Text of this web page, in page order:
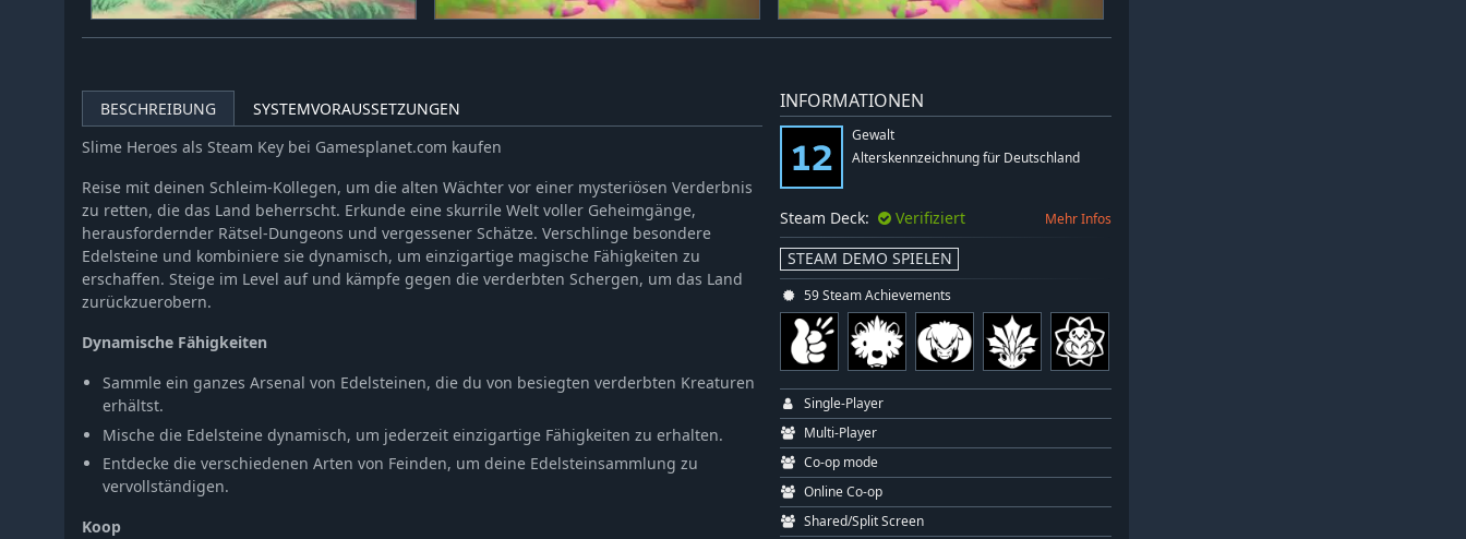
BESCHREIBUNG
SYSTEMVORAUSSETZUNGEN
Slime Heroes als Steam Key bei Gamesplanet.com kaufen
Reise mit deinen Schleim-Kollegen, um die alten Wächter vor einer mysteriösen Verderbnis
zu retten, die das Land beherrscht. Erkunde eine skurrile Welt voller Geheimgänge,
herausfordernder Rätsel-Dungeons und vergessener Schätze. Verschlinge besondere
Edelsteine und kombiniere sie dynamisch, um einzigartige magische Fähigkeiten zu
erschaffen. Steige im Level auf und kämpfe gegen die verderbten Schergen, um das Land
zurückzuerobern.
Dynamische Fähigkeiten
Sammle ein ganzes Arsenal von Edelsteinen, die du von besiegten verderbten Kreaturen
erhältst.
Mische die Edelsteine dynamisch, um jederzeit einzigartige Fähigkeiten zu erhalten.
Entdecke die verschiedenen Arten von Feinden, um deine Edelsteinsammlung zu
vervollständigen.
Koop
INFORMATIONEN
Gewalt
Alterskennzeichnung für Deutschland
Steam Deck: Verifiziert Mehr Infos
STEAM DEMO SPIELEN
59 Steam Achievements
Single-Player
Multi-Player
Co-op mode
Online Co-op
Shared/Split Screen